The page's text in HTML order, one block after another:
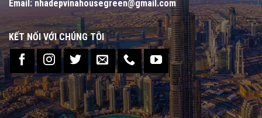
Email: nhadepvinahousegreen@gmail.com
KẾT NỐI VỚI CHÚNG TÔI